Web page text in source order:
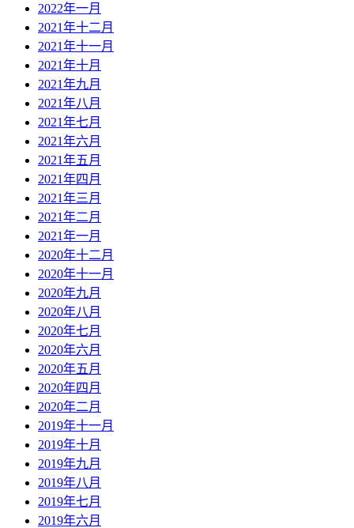
2022年一月
2021年十二月
2021年十一月
2021年十月
2021年九月
2021年八月
2021年七月
2021年六月
2021年五月
2021年四月
2021年三月
2021年二月
2021年一月
2020年十二月
2020年十一月
2020年九月
2020年八月
2020年七月
2020年六月
2020年五月
2020年四月
2020年二月
2019年十一月
2019年十月
2019年九月
2019年八月
2019年七月
2019年六月